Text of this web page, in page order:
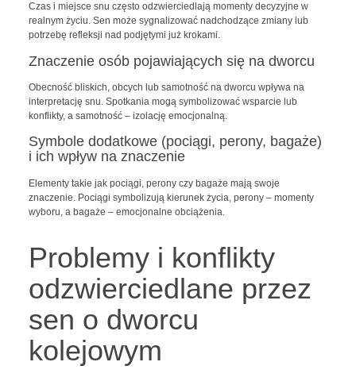
Czas i miejsce snu często odzwierciedlają momenty decyzyjne w
realnym życiu. Sen może sygnalizować nadchodzące zmiany lub
potrzebę refleksji nad podjętymi już krokami.
Znaczenie osób pojawiających się na dworcu
Obecność bliskich, obcych lub samotność na dworcu wpływa na
interpretację snu. Spotkania mogą symbolizować wsparcie lub
konflikty, a samotność – izolację emocjonalną.
Symbole dodatkowe (pociągi, perony, bagaże)
i ich wpływ na znaczenie
Elementy takie jak pociągi, perony czy bagaże mają swoje
znaczenie. Pociągi symbolizują kierunek życia, perony – momenty
wyboru, a bagaże – emocjonalne obciążenia.
Problemy i konflikty
odzwierciedlane przez
sen o dworcu
kolejowym